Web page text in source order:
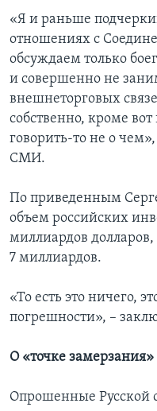
«Я и раньше
отношениях с
обсуждаем только
и совершенно не
внешнеторговых
собственно, кроме
говорить-то не о
СМИ.
По приведенным
объем российских
миллиардов
7 миллиардов.
«То есть это ничего,
погрешности», –
О «точке
Опрошенные Русской